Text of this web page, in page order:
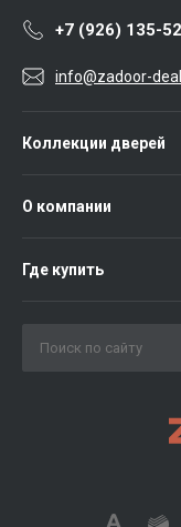
+7 (926) 135-
info@zadoor-
Коллекции дверей
О компании
Где купить